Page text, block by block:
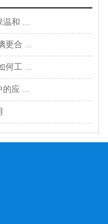
和 ...
更合 ...
何工 ...
应 ...